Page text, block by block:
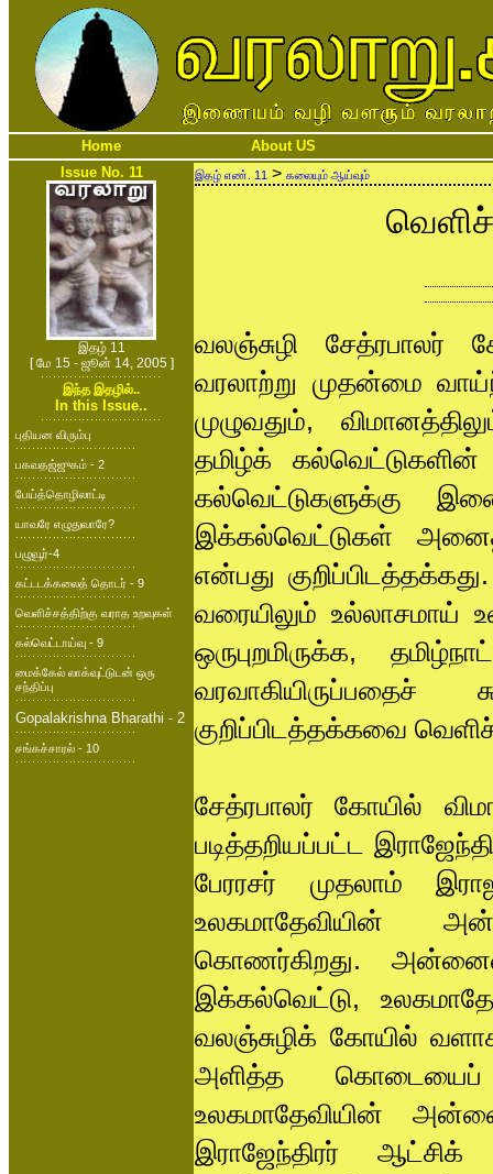
Home
About US
Issue No. 11
இதழ் 11
[ மே 15 - ஜூன் 14, 2005 ]
இந்த இதழில்..
In this Issue..
புதியன விரும்பு
பகவதஜ்ஜுகம் - 2
பேய்த்தொழிலாட்டி
யாவரே எழுதுவாரே?
பழுவூர்-4
கட்டடக்கலைத் தொடர் - 9
வெளிச்சத்திற்கு வராத உறவுகள்
கல்வெட்டாய்வு - 9
மைக்கேல் லாக்வுட்டுடன் ஒரு
சந்திப்பு
Gopalakrishna Bharathi - 2
சங்கச்சாரல் - 10
இதழ் எண். 11 > கலையும் ஆய்வும்
வலஞ்சுழி சேத்ரபாலர்
வரலாற்று முதன்மை
முழுவதும்,
தமிழ்க் கல்வெட்டுகளின்
கல்வெட்டுகளுக்கு
இக்கல்வெட்டுகள்
என்பது
வரையிலும் உல்லாசமாய்
ஒருபுறமிருக்க,
குறிப்பிடத்தக்கவை
சேத்ரபாலர் கோயில்
படித்தறியப்பட்ட
பேரரசர் முதலாம்
உலகமாதேவியின்
கொணர்கிறது.
இக்கல்வெட்டு,
வலஞ்சுழிக் கோயில்
அளித்த கொடையைப்
உலகமாதேவியின்
இராஜேந்திரர்